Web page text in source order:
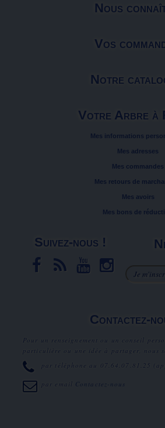
Nous
Vos
Notre
Votre Arbre à
Mes informations
Mes adresses
Mes commandes
Mes retours de
Mes avoirs
Mes bons de
Suivez-nous !
Contactez-
Pour un renseignement ou un conseil
particulière ou une idée à partager, nous
par téléphone au
07.64.07.81.25
par email Contactez-nous